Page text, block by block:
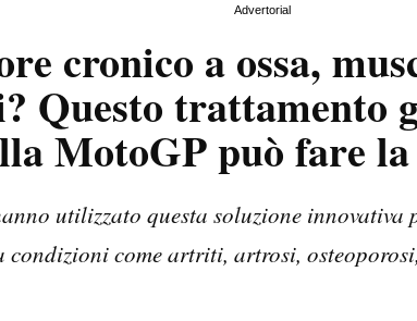
Advertorial
cronico a ossa,
Questo trattamento
MotoGP può fare
utilizzato questa soluzione innovativa
come artriti, artrosi,